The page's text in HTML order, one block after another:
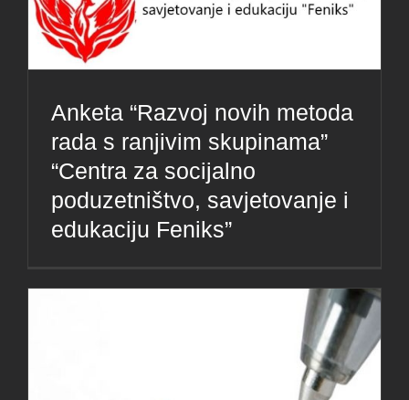
Anketa “Razvoj novih metoda
rada s ranjivim skupinama”
“Centra za socijalno
poduzetništvo, savjetovanje i
edukaciju Feniks”